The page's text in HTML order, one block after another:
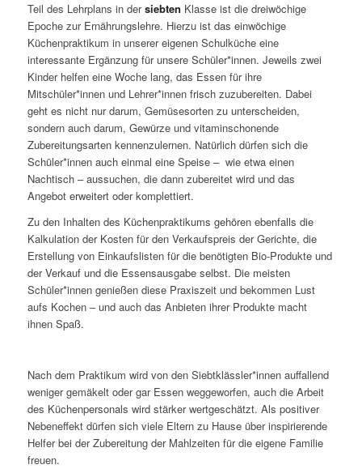
Teil des Lehrplans in dersiebten Klasse ist die dreiwöchige
Epoche zur Ernährungslehre. Hierzu ist das einwöchige
Küchenpraktikum in unserer eigenen Schulküche eine
interessante Ergänzung für unsere Schüler*innen. Jeweils zwei
Kinder helfen eine Woche lang, das Essen für ihre
Mitschüler*innen und Lehrer*innen frisch zuzubereiten. Dabei
geht es nicht nur darum, Gemüsesorten zu unterscheiden,
sondern auch darum, Gewürze und vitaminschonende
Zubereitungsarten kennenzulernen. Natürlich dürfen sich die
Schüler*innen auch einmal eine Speise – wie etwa einen
Nachtisch – aussuchen, die dann zubereitet wird und das
Angebot erweitert oder komplettiert.
Zu den Inhalten des Küchenpraktikums gehören ebenfalls die
Kalkulation der Kosten für den Verkaufspreis der Gerichte, die
Erstellung von Einkaufslisten für die benötigten Bio-Produkte und
der Verkauf und die Essensausgabe selbst. Die meisten
Schüler*innen genießen diese Praxiszeit und bekommen Lust
aufs Kochen – und auch das Anbieten ihrer Produkte macht
ihnen Spaß.
Nach dem Praktikum wird von den Siebtklässler*innen auffallend
weniger gemäkelt oder gar Essen weggeworfen, auch die Arbeit
des Küchenpersonals wird stärker wertgeschätzt. Als positiver
Nebeneffekt dürfen sich viele Eltern zu Hause über inspirierende
Helfer bei der Zubereitung der Mahlzeiten für die eigene Familie
freuen.